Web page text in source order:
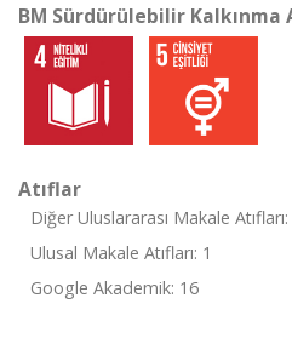
BM Sürdürülebilir Kalkınma
Atıflar
Diğer Uluslararası Makale Atıfları:
Ulusal Makale Atıfları: 1
Google Akademik: 16